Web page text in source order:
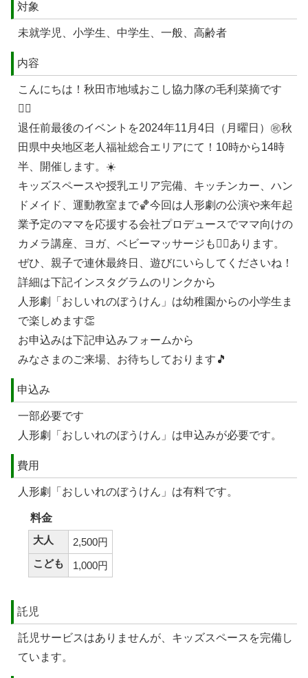
対象
未就学児、小学生、中学生、一般、高齢者
内容
こんにちは！秋田市地域おこし協力隊の毛利菜摘です
🙇‍♀️
退任前最後のイベントを2024年11月4日（月曜日）㊗️秋
田県中央地区老人福祉総合エリアにて！10時から14時
半、開催します。☀️
キッズスペースや授乳エリア完備、キッチンカー、ハン
ドメイド、運動教室まで🏀今回は人形劇の公演や来年起
業予定のママを応援する会社プロデュースでママ向けの
カメラ講座、ヨガ、ベビーマッサージも🧘‍♂️あります。
ぜひ、親子で連休最終日、遊びにいらしてくださいね！
詳細は下記インスタグラムのリンクから
人形劇「おしいれのぼうけん」は幼稚園からの小学生ま
で楽しめます👏
お申込みは下記申込みフォームから
みなさまのご来場、お待ちしております🎵
申込み
一部必要です
人形劇「おしいれのぼうけん」は申込みが必要です。
費用
人形劇「おしいれのぼうけん」は有料です。
料金
大人
2,500円
こども
1,000円
託児
託児サービスはありませんが、キッズスペースを完備し
ています。